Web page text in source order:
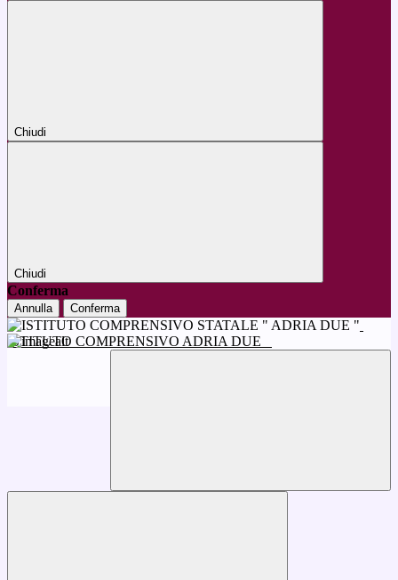
Chiudi
Chiudi
Conferma
Annulla Conferma
ISTITUTO COMPRENSIVO ADRIA DUE